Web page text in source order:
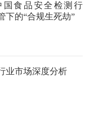
国食品安全检测行
下的“合规生死劫”
业市场深度分析